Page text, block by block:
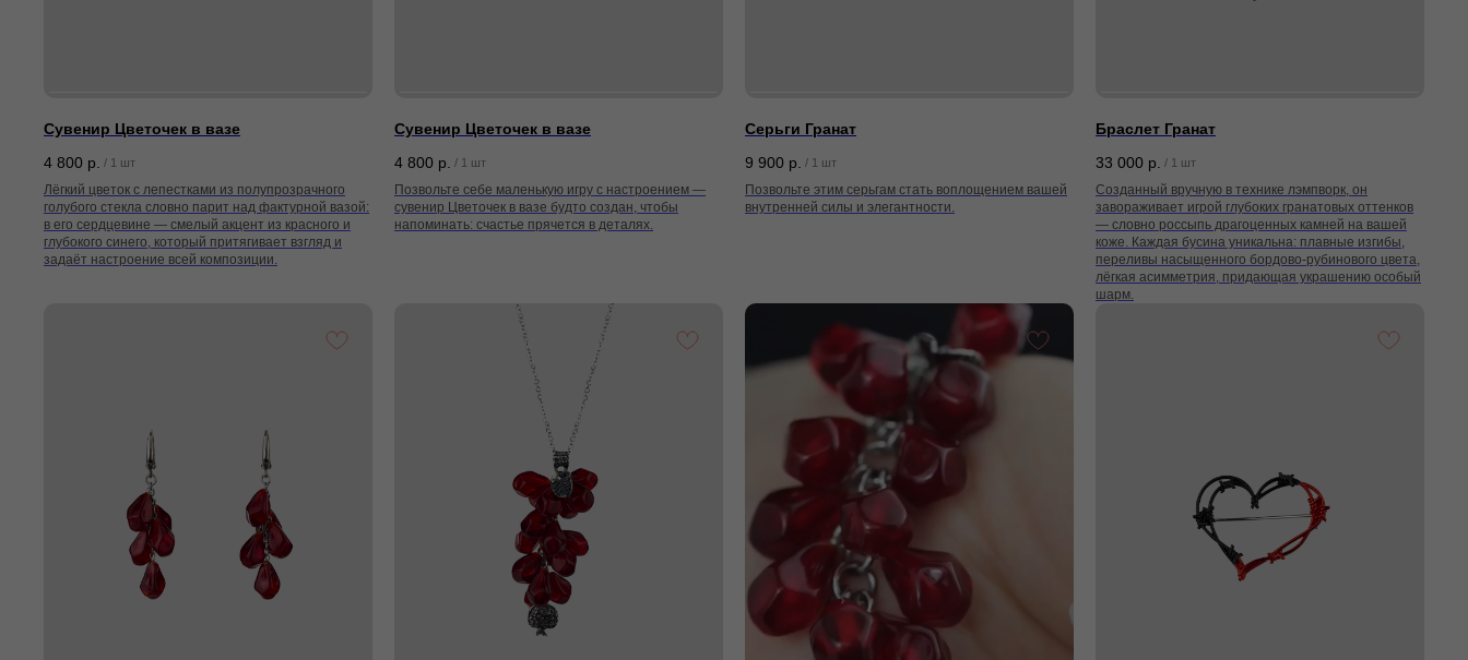
Сувенир Цветочек в вазе
4 800 р. / 1 шт
Лёгкий цветок с лепестками из полупрозрачного
голубого стекла словно парит над фактурной вазой:
в его сердцевине — смелый акцент из красного и
глубокого синего, который притягивает взгляд и
задаёт настроение всей композиции.
Сувенир Цветочек в вазе
4 800 р. / 1 шт
Позвольте себе маленькую игру с настроением —
сувенир Цветочек в вазе будто создан, чтобы
напоминать: счастье прячется в деталях.
Серьги Гранат
9 900 р. / 1 шт
Позвольте этим серьгам стать воплощением вашей
внутренней силы и элегантности.
Браслет Гранат
33 000 р. / 1 шт
Созданный вручную в технике лэмпворк, он
завораживает игрой глубоких гранатовых оттенков
— словно россыпь драгоценных камней на вашей
коже. Каждая бусина уникальна: плавные изгибы,
переливы насыщенного бордово-рубинового цвета,
лёгкая асимметрия, придающая украшению особый
шарм.